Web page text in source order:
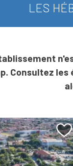
LES
Consultez